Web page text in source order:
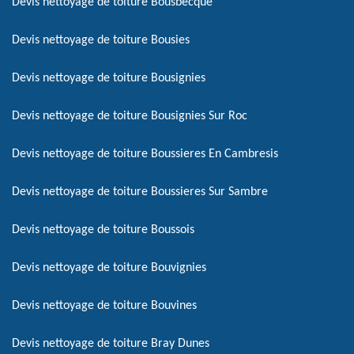
Devis nettoyage de toiture Bousies
Devis nettoyage de toiture Bousignies
Devis nettoyage de toiture Bousignies Sur Roc
Devis nettoyage de toiture Boussieres En Cambresis
Devis nettoyage de toiture Boussieres Sur Sambre
Devis nettoyage de toiture Boussois
Devis nettoyage de toiture Bouvignies
Devis nettoyage de toiture Bouvines
Devis nettoyage de toiture Bray Dunes